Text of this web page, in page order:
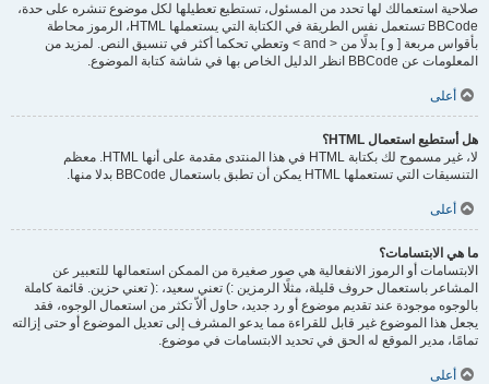
صلاحية استعمالك لها تحدد من المسئول، تستطيع تعطيلها لكل موضوع تنشره على حدة،
BBCode تستعمل نفس الطريقة في الكتابة التي يستعملها HTML، الرموز محاطة
بأقواس مربعة [ و ] بدلًا من < and > وتعطي تحكما أكثر في تنسيق النص. لمزيد من
المعلومات عن BBCode انظر الدليل الخاص بها في شاشة كتابة الموضوع.
أعلى
هل أستطيع استعمال HTML؟
لا، غير مسموح لك بكتابة HTML في هذا المنتدى مقدمة على أنها HTML. معظم
التنسيقات التي تستعملها HTML يمكن أن تطبق باستعمال BBCode بدلا منها.
أعلى
ما هي الابتسامات؟
الابتسامات أو الرموز الانفعالية هي صور صغيرة من الممكن استعمالها للتعبير عن
المشاعر باستعمال حروف قليلة، مثلًا الرمزين :) تعني سعيد، :( تعني حزين. قائمة كاملة
بالوجوه موجودة عند تقديم موضوع أو رد جديد، حاول ألاّ تكثر من استعمال الوجوه، فقد
يجعل هذا الموضوع غير قابل للقراءة مما يدعو المشرف إلى تعديل الموضوع أو حتى إزالته
تمامًا، مدير الموقع له الحق في تحديد الابتسامات في موضوع.
أعلى